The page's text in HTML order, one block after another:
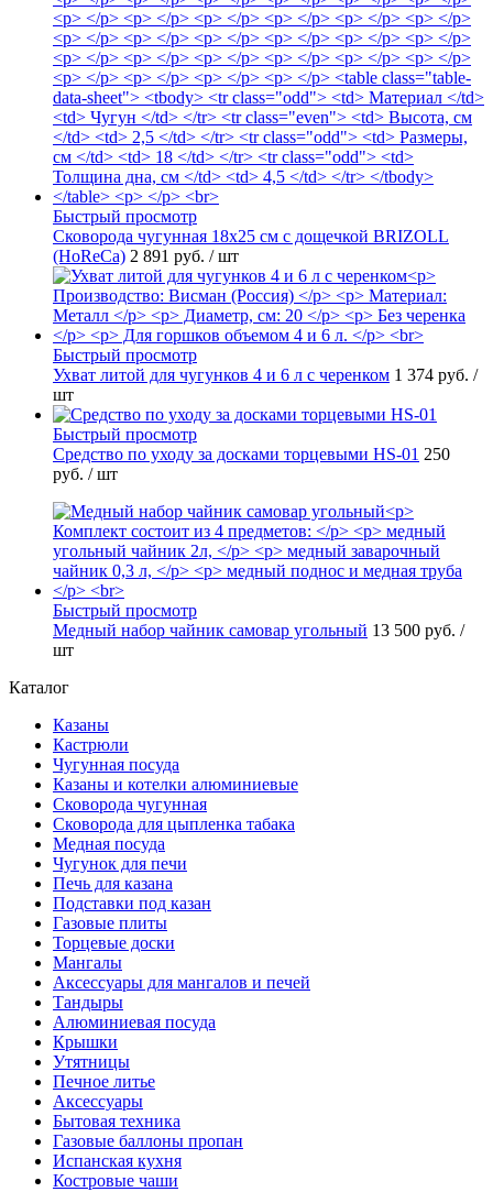
Быстрый просмотр
Сковорода чугунная 18х25 см с дощечкой BRIZOLL
(HoReCa) 2 891 руб. / шт
Быстрый просмотр
Ухват литой для чугунков 4 и 6 л с черенком 1 374 руб. /
шт
Быстрый просмотр
Средство по уходу за досками торцевыми HS-01 250
руб. / шт
Быстрый просмотр
Медный набор чайник самовар угольный 13 500 руб. /
шт
Каталог
Казаны
Кастрюли
Чугунная посуда
Казаны и котелки алюминиевые
Сковорода чугунная
Сковорода для цыпленка табака
Медная посуда
Чугунок для печи
Печь для казана
Подставки под казан
Газовые плиты
Торцевые доски
Мангалы
Аксессуары для мангалов и печей
Тандыры
Алюминиевая посуда
Крышки
Утятницы
Печное литье
Аксессуары
Бытовая техника
Газовые баллоны пропан
Испанская кухня
Костровые чаши